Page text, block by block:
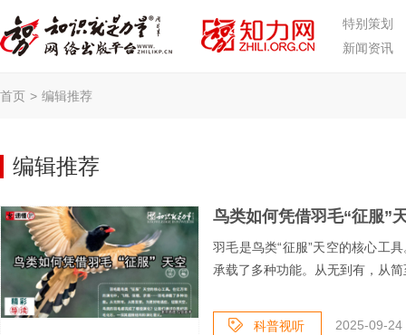
特别策划
新闻资讯
首页 > 编辑推荐
编辑推荐
鸟类如何凭借羽毛“征服”
羽毛是鸟类“征服”天空的核心工
承载了多种功能。从无到有，从
科普视听 2025-09-24